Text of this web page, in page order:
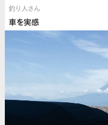
釣り人さん
車を実感